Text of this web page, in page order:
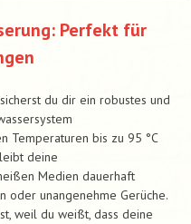
Perfekt für
du dir ein robustes und
Temperaturen bis zu 95 °C
deine
Medien dauerhaft
oder unangenehme Gerüche.
weil du weißt, dass deine